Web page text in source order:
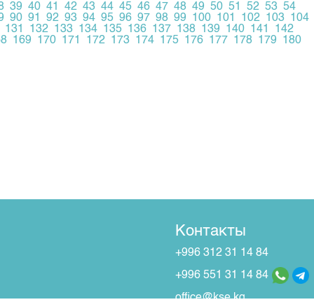
39 40 41 42 43 44 45 46 47 48 49 50 51 52 53 54
90 91 92 93 94 95 96 97 98 99 100 101 102 103 104
131 132 133 134 135 136 137 138 139 140 141
142
169 170 171 172 173 174 175 176 177 178 179
180
Контакты
+996 312 31 14 84
+996 551 31 14 84
office@kse.kg